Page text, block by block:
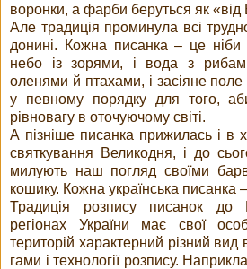
воронки, а фарби беруться як «від
Але традиція проминула всі
донині. Кожна писанка – це ніби
небо із зорями, і вода з
оленями й птахами, і засіяне
у певному порядку для того,
рівновагу в оточуючому світі.
А пізніше писанка прижилась і в
святкування Великодня, і до
милують наш погляд своїми
кошику. Кожна українська писанка
Традиція розпису писанок до
регіонах України має свої
територій характерний різний вид
гами і технології розпису.